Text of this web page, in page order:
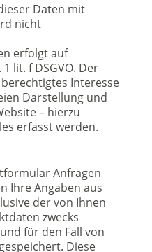
Daten mit
nicht
erfolgt auf
lit. f DSGVO. Der
Interesse
Darstellung und
– hierzu
erfasst werden.
Anfragen
Ihre Angaben aus
der von Ihnen
zwecks
für den Fall von
Diese